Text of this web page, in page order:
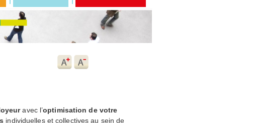
avec l’optimisation de votre
individuelles et collectives au sein de